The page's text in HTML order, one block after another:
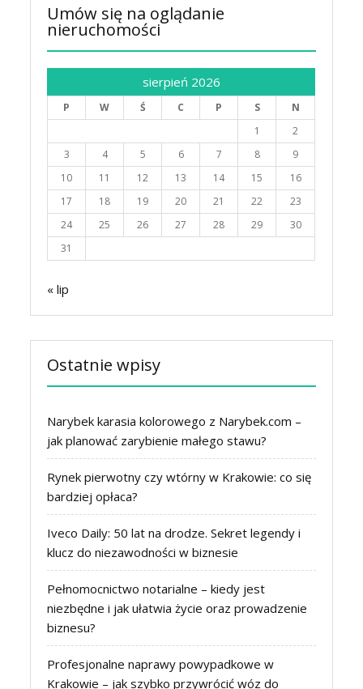
Umów się na oglądanie
nieruchomości
sierpień 2026
P W Ś C P S
N
1
2
3
4 5 6 7 8
9
10
11 12 13 14 15
16
17
18 19 20 21 22
23
24
25 26 27 28 29
30
31
« lip
Ostatnie wpisy
Narybek karasia kolorowego z Narybek.com –
jak planować zarybienie małego stawu?
Rynek pierwotny czy wtórny w Krakowie: co się
bardziej opłaca?
Iveco Daily: 50 lat na drodze. Sekret legendy i
klucz do niezawodności w biznesie
Pełnomocnictwo notarialne – kiedy jest
niezbędne i jak ułatwia życie oraz prowadzenie
biznesu?
Profesjonalne naprawy powypadkowe w
Krakowie – jak szybko przywrócić wóz do